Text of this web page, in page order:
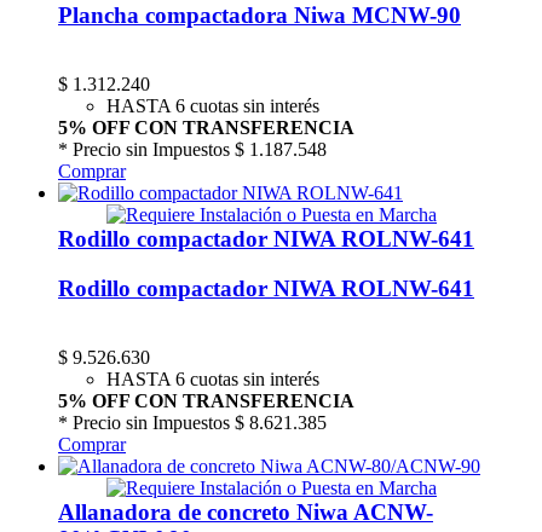
Plancha compactadora Niwa MCNW-90
$ 1.312.240
HASTA 6 cuotas sin interés
5% OFF CON TRANSFERENCIA
* Precio sin Impuestos $ 1.187.548
Comprar
Rodillo compactador NIWA ROLNW-641
Rodillo compactador NIWA ROLNW-641
$ 9.526.630
HASTA 6 cuotas sin interés
5% OFF CON TRANSFERENCIA
* Precio sin Impuestos $ 8.621.385
Comprar
Allanadora de concreto Niwa ACNW-